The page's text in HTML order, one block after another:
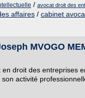
/ avocat droit des
affaires / cabinet
MVOGO
droit des entreprises
activité